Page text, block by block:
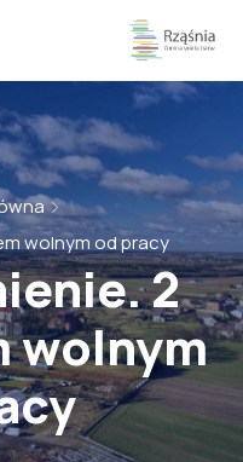
wolnym od pracy
2
wolnym